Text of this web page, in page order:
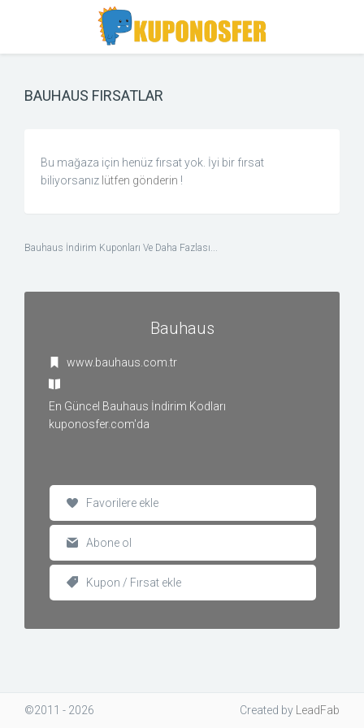
navigation
BAUHAUS FIRSATLAR
Bu mağaza için henüz fırsat yok. İyi bir fırsat
biliyorsanız lütfen gönderin !
Bauhaus İndirim Kuponları Ve Daha Fazlası...
Bauhaus
www.bauhaus.com.tr
En Güncel Bauhaus İndirim Kodları
kuponosfer.com'da
Favorilere ekle
Abone ol
Kupon / Fırsat ekle
©2011 - 2026 Created by LeadFab